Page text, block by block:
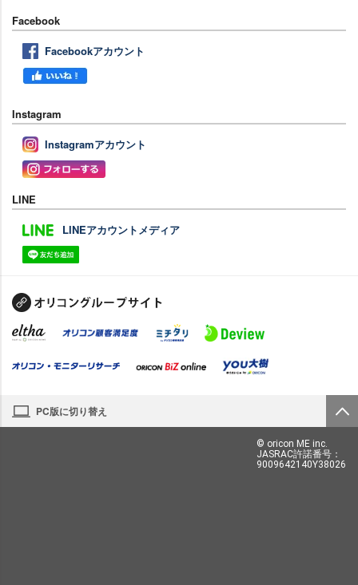
Facebook
Facebookアカウント
Instagram
Instagramアカウント
LINE
LINEアカウントメディア
PC版に切り替え
© oricon ME inc.
JASRAC許諾番号：
9009642140Y38026